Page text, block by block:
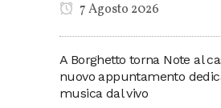
7 Agosto 2026
A Borghetto torna Note al
nuovo appuntamento
musica dal vivo